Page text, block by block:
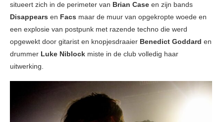
situeert zich in de perimeter van Brian Case en zijn bands
Disappears en Facs maar de muur van opgekropte woede en
een explosie van postpunk met razende techno die werd
opgewekt door gitarist en knopjesdraaier Benedict Goddard en
drummer Luke Niblock miste in de club volledig haar
uitwerking.